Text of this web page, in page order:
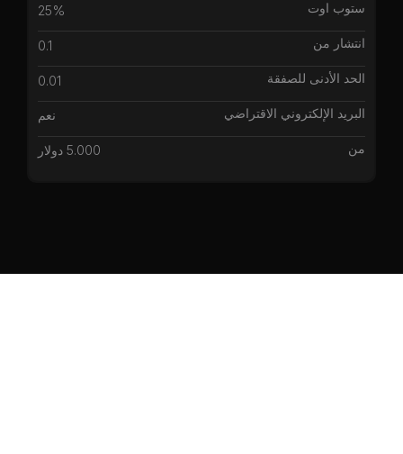
ستوب اوت 25%
انتشار من 0.1
الحد الأدنى للصفقة 0.01
البريد الإلكتروني الاقتراضي نعم
من 5.000 دولار